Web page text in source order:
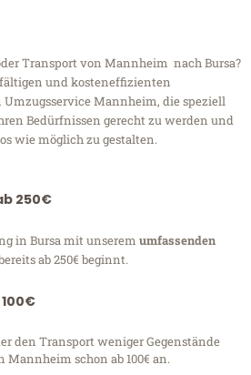
Transport von Mannheim nach Bursa?
und kosteneffizienten
Mannheim, die speziell
Bedürfnissen gerecht zu werden und
wie möglich zu gestalten.
250€
in Bursa mit unserem umfassenden
ab 250€ beginnt.
den Transport weniger Gegenstände
Mannheim schon ab 100€ an.